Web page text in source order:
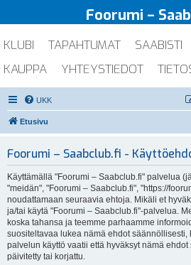
Foorumi –
KLUBI TAPAHTUMAT SAABISTI
KAUPPA
YHTEYSTIEDOT
UKK
Etusivu
Foorumi – Saabclub.fi -
Käyttämällä "Foorumi – Saabclub.fi" palvelua
"meidän", "Foorumi – Saabclub.fi", "https://
noudattamaan seuraavia ehtoja. Mikäli et
ja/tai käytä "Foorumi – Saabclub.fi"-palvelua.
koska tahansa ja teemme parhaamme
suositeltavaa lukea nämä ehdot säännöllisesti,
palvelun käyttö vaatii että hyväksyt nämä
päivitetty tai korjattu.